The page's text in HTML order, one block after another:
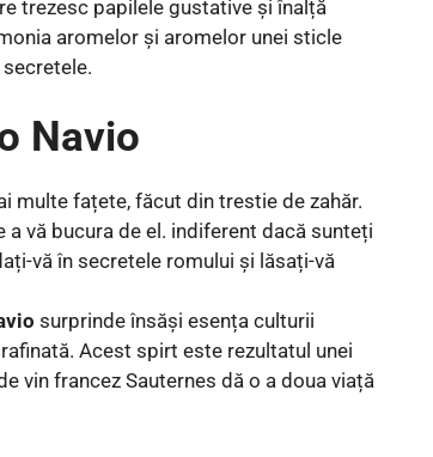
trezesc papilele gustative și înalță
aromelor și aromelor unei sticle
Navio
surprinde însăși esența culturii
Acest spirt este rezultatul unei
vin francez Sauternes dă o a doua viață